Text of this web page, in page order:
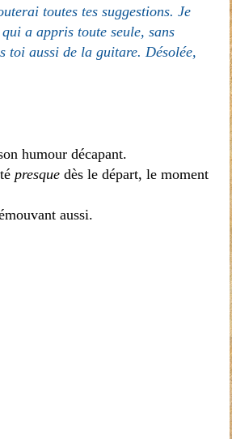
toutes tes suggestions. Je
a appris toute seule, sans
toi aussi de la guitare. Désolée,
humour décapant.
presque dès le départ, le moment
aussi.